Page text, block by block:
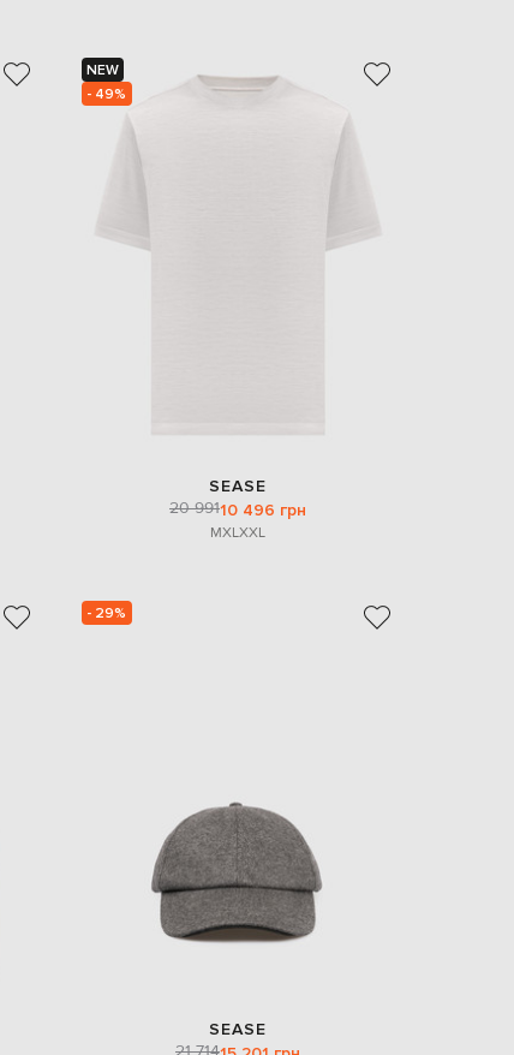
NEW
- 49%
SEASE
20 99110 496 грн
MXLXXL
- 29%
SEASE